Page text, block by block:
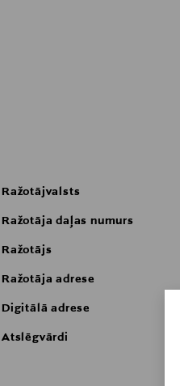
Ražotājvalsts
Ražotāja daļas numurs
Ražotājs
Ražotāja adrese
Digitālā adrese
Atslēgvārdi